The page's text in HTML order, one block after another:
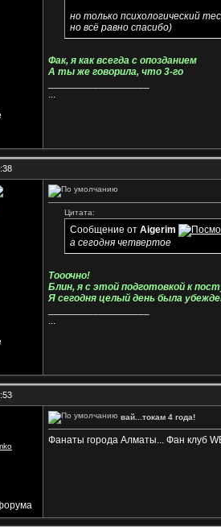
но только психологический
но всё равно спасибо)
Фак, я как всегда с опозданием
А ты же говорила, что 3-го
...
Цитата:
Сообщение от Aigerim
а сегодня четвертое
Тооочно!
Блин, я с этой подготовкой к
Я сегодня целый день была
...
вай...токам 4 года!
Фанаты города Алматы... Фан клуб